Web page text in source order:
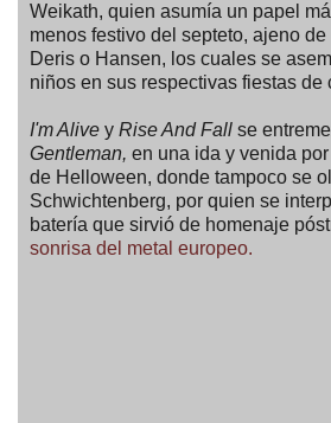
Weikath, quien asumía un papel
menos festivo del septeto, ajeno
Deris o Hansen, los cuales se
niños en sus respectivas fiestas de
I'm Alive y Rise And Fall se
Gentleman, en una ida y venida
de Helloween, donde tampoco se
Schwichtenberg, por quien se
batería que sirvió de homenaje
sonrisa del metal europeo.